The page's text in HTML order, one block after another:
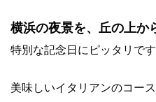
横浜の夜景を、丘の上か
特別な記念日にピッタリで
美味しいイタリアンのコース